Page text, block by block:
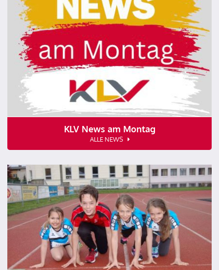
KLV News am Montag
ALLE NEWS